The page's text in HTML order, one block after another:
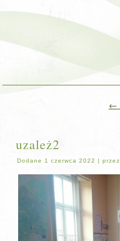
←
uzależ2
Dodane 1 czerwca 2022 |przez